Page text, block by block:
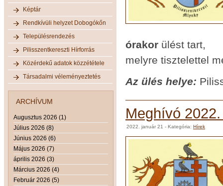
Képtár
Rendkívüli helyzet Dobogókőn
Településrendezés
Pilisszentkereszti Hírforrás
Közérdekű adatok közzététele
Társadalmi véleményeztetés
ARCHÍVUM
Augusztus 2026 (1)
Július 2026 (8)
Június 2026 (6)
Május 2026 (7)
április 2026 (3)
Március 2026 (4)
Február 2026 (5)
órakor ülést tart,
melyre tisztelettel
Az ülés helye:
Meghívó
2022. január 21 - Kategória: Hírek